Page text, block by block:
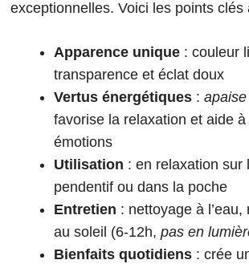
exceptionnelles. Voici les points clés
Apparence unique : couleur
transparence et éclat doux
Vertus énergétiques : apaise
favorise la relaxation et aide
émotions
Utilisation : en relaxation sur
pendentif ou dans la poche
Entretien : nettoyage à
au soleil (6-12h, pas en
Bienfaits quotidiens : crée